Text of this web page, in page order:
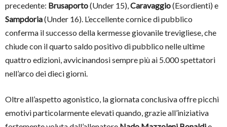
precedente: Brusaporto(Under 15),Caravaggio(Esordienti) e
Sampdoria(Under 16). L’eccellente cornice di pubblico
conferma il successo della kermesse giovanile trevigliese, che
chiude con il quarto saldo positivo di pubblico nelle ultime
quattro edizioni, avvicinandosi sempre più ai 5.000 spettatori
nell’arco dei dieci giorni.
Oltre all’aspetto agonistico, la giornata conclusiva offre picchi
emotivi particolarmente elevati quando, grazie all’iniziativa